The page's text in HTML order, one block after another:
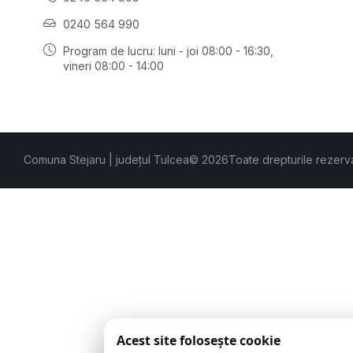
0240 564 990
Program de lucru: luni - joi 08:00 - 16:30,
vineri 08:00 - 14:00
Comuna Stejaru | județul Tulcea© 2026Toate drepturile
Acest site folosește cookie